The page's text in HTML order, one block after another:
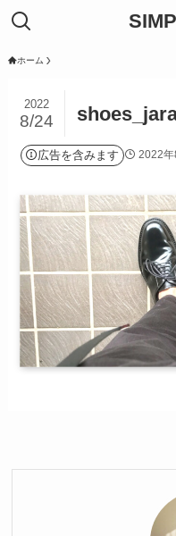
ホーム
2022
8/24
広告を含みます 2022年